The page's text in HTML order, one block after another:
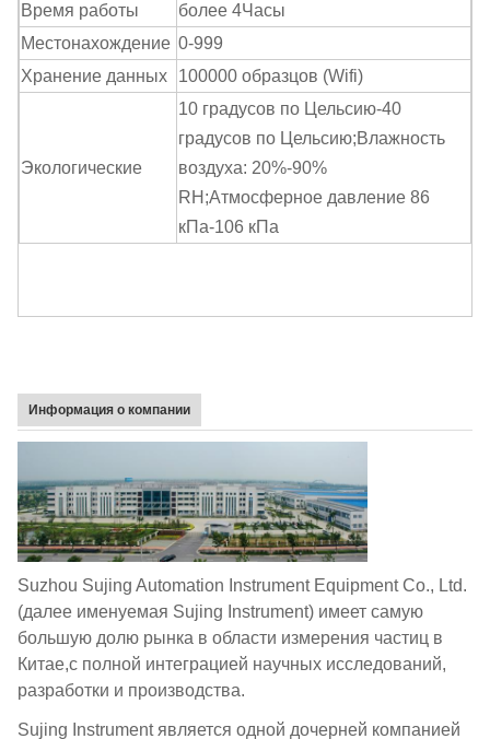
Время работы более 4Часы
Местонахождение 0-999
Хранение данных
100000 образцов (Wifi)
Экологические
10 градусов по Цельсию-40
градусов по Цельсию;Влажность
воздуха: 20%-90%
RH ;Атмосферное давление 86
кПа-106 кПа
Информация о компании
Suzhou Sujing Automation Instrument Equipment Co., Ltd.
(далее именуемая Sujing Instrument) имеет самую
большую долю рынка в области измерения частиц в
Китае,с полной интеграцией научных исследований,
разработки и производства.
Sujing Instrument является одной дочерней компанией